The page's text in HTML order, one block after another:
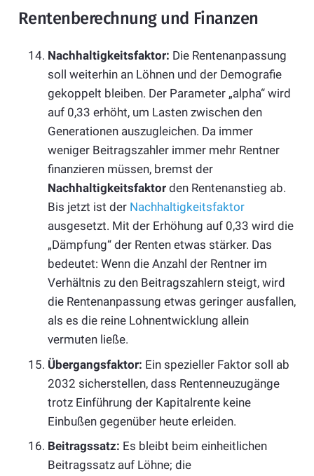
Rentenberechnung und Finanzen
Nachhaltigkeitsfaktor: Die Rentenanpassung
soll weiterhin an Löhnen und der Demografie
gekoppelt bleiben. Der Parameter „alpha“ wird
auf 0,33 erhöht, um Lasten zwischen den
Generationen auszugleichen. Da immer
weniger Beitragszahler immer mehr Rentner
finanzieren müssen, bremst der
Nachhaltigkeitsfaktor den Rentenanstieg ab.
Bis jetzt ist der Nachhaltigkeitsfaktor
ausgesetzt. Mit der Erhöhung auf 0,33 wird die
„Dämpfung“ der Renten etwas stärker. Das
bedeutet: Wenn die Anzahl der Rentner im
Verhältnis zu den Beitragszahlern steigt, wird
die Rentenanpassung etwas geringer ausfallen,
als es die reine Lohnentwicklung allein
vermuten ließe.
Übergangsfaktor: Ein spezieller Faktor soll ab
2032 sicherstellen, dass Rentenneuzugänge
trotz Einführung der Kapitalrente keine
Einbußen gegenüber heute erleiden.
Beitragssatz: Es bleibt beim einheitlichen
Beitragssatz auf Löhne; die